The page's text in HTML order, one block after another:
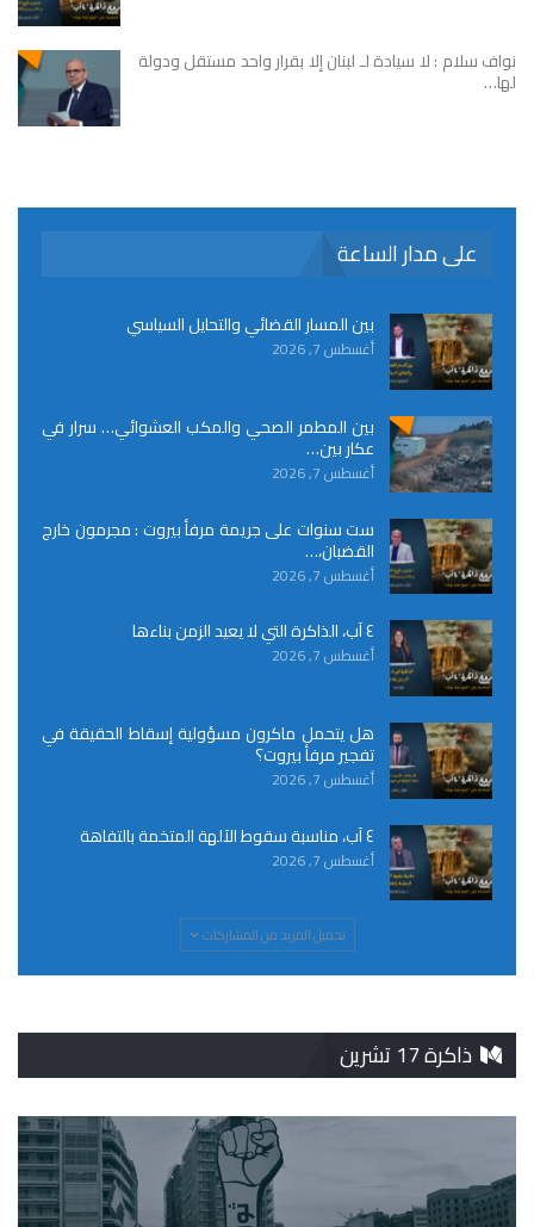
نواف سلام : لا سيادة لـ لبنان إلا بقرار واحد مستقل ودولة
لها…
على مدار الساعة
بين المسار القضائي والتحايل السياسي
أغسطس 7, 2026
بين المطمر الصحي والمكب العشوائي… سرار في
عكار بين…
أغسطس 7, 2026
ست سنوات على جريمة مرفأ بيروت : مجرمون خارج
القضبان،…
أغسطس 7, 2026
٤ آب، الذاكرة التي لا يعيد الزمن بناءها
أغسطس 7, 2026
هل يتحمل ماكرون مسؤولية إسقاط الحقيقة في
تفجير مرفأ بيروت؟
أغسطس 7, 2026
٤ آب، مناسبة سقوط الآلهة المتخمة بالتفاهة
أغسطس 7, 2026
تحميل المزيد من المشاركات
ذاكرة 17 تشرين